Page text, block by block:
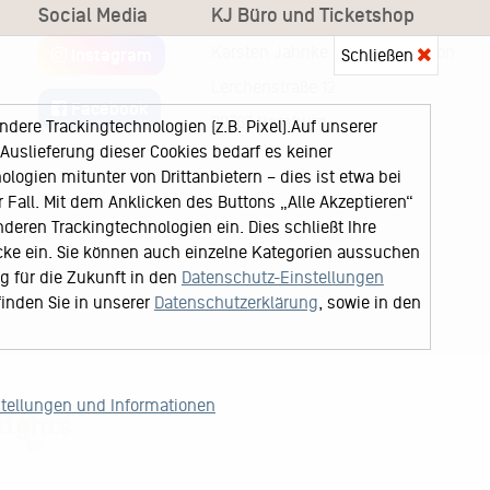
Social Media
Facebook
KJ Büro und Ticketshop
Karsten Jahnke Konzertdirektion
22767 Hamburg
Schließen
Trackingtechnologien (z.B. Pixel).Auf unserer
dieser Cookies bedarf es keiner
mitunter von Drittanbietern – dies ist etwa bei
Mit dem Anklicken des Buttons „Alle Akzeptieren“
Trackingtechnologien ein. Dies schließt Ihre
ein. Sie können auch einzelne Kategorien aussuchen
für die Zukunft in den Datenschutz-Einstellungen
Sie in unserer Datenschutzerklärung , sowie in den
und Informationen